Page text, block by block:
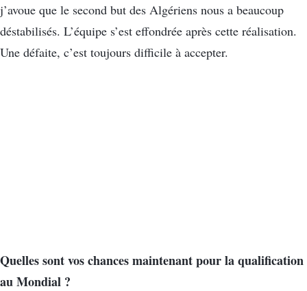
j’avoue que le second but des Algériens nous a beaucoup
déstabilisés. L’équipe s’est effondrée après cette réalisation.
Une défaite, c’est toujours difficile à accepter.
Quelles sont vos chances maintenant pour la qualification
au Mondial ?